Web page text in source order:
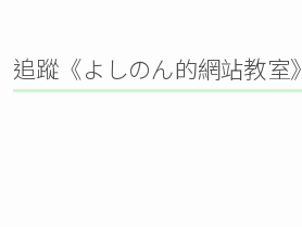
追蹤《よしのん的網站教室》